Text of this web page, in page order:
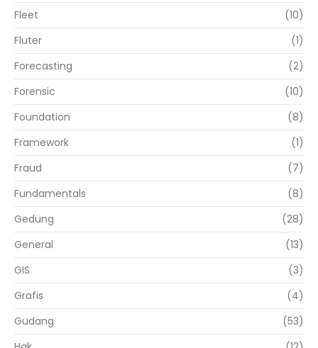
Fleet
(10)
Fluter
(1)
Forecasting
(2)
Forensic
(10)
Foundation
(8)
Framework
(1)
Fraud
(7)
Fundamentals
(8)
Gedung
(28)
General
(13)
GIS
(3)
Grafis
(4)
Gudang
(53)